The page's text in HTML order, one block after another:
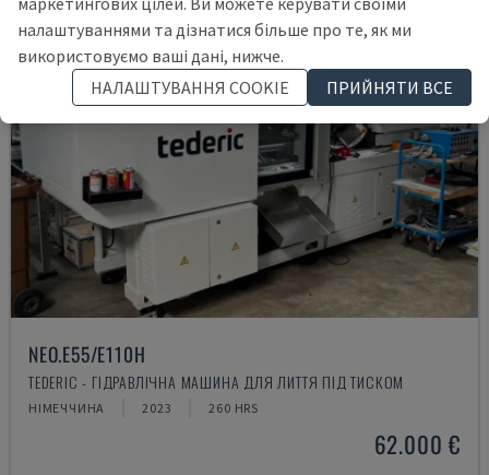
NEO.E55/E110H
TEDERIC - ГІДРАВЛІЧНА МАШИНА ДЛЯ ЛИТТЯ ПІД ТИСКОМ
НІМЕЧЧИНА 2023 260 HRS
62.000 €
налаштуваннями та дізнатися більше про те, як ми
використовуємо ваші дані, нижче.
НАЛАШТУВАННЯ COOKIE
ПРИЙНЯТИ ВСЕ